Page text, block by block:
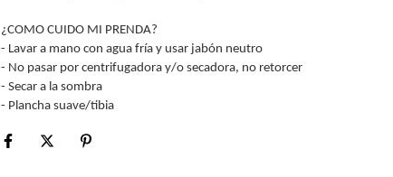
¿COMO CUIDO MI PRENDA?
- Lavar a mano con agua fría y usar jabón neutro
- No pasar por centrifugadora y/o secadora, no retorcer
- Secar a la sombra
- Plancha suave/tibia